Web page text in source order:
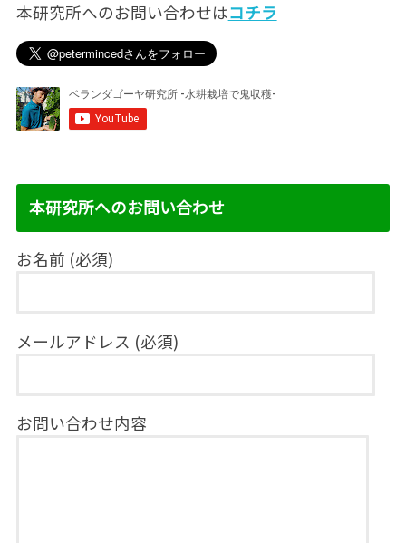
本研究所へのお問い合わせはコチラ
本研究所へのお問い合わせ
お名前 (必須)
メールアドレス (必須)
お問い合わせ内容